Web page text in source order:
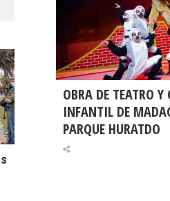
OBRA DE TEATRO Y
INFANTIL DE
PARQUE HURATDO